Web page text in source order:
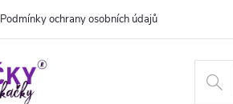
Podmínky ochrany osobních údajů